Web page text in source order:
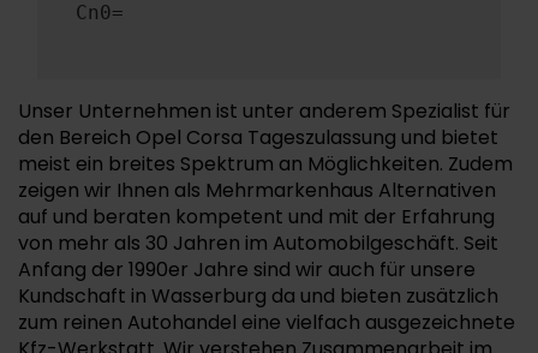
Cn0=
Unser Unternehmen ist unter anderem Spezialist für
den Bereich Opel Corsa Tageszulassung und bietet
meist ein breites Spektrum an Möglichkeiten. Zudem
zeigen wir Ihnen als Mehrmarkenhaus Alternativen
auf und beraten kompetent und mit der Erfahrung
von mehr als 30 Jahren im Automobilgeschäft. Seit
Anfang der 1990er Jahre sind wir auch für unsere
Kundschaft in Wasserburg da und bieten zusätzlich
zum reinen Autohandel eine vielfach ausgezeichnete